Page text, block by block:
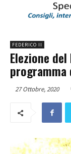
FEDERICO II
Elezione
27 Ottobre, 2020